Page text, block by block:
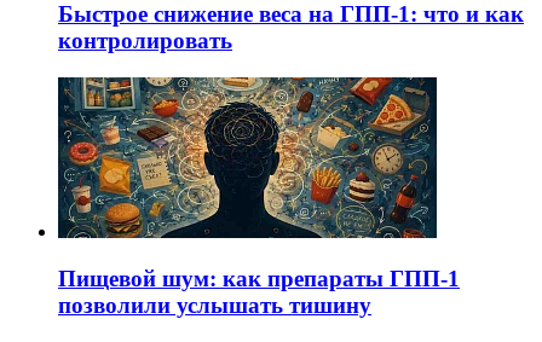
Быстрое снижение веса на ГПП-1: что и как
контролировать
Пищевой шум: как препараты ГПП-1
позволили услышать тишину